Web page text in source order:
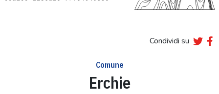
Condividi su
Comune
Erchie